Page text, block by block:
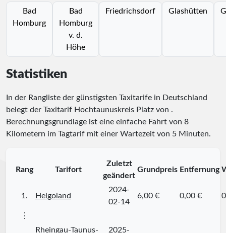
Bad
Homburg
Bad
Homburg
v. d.
Höhe
Friedrichsdorf Glashütten
Statistiken
In der Rangliste der günstigsten Taxitarife in Deutschland
belegt der Taxitarif Hochtaunuskreis Platz von .
Berechnungsgrundlage ist eine einfache Fahrt von 8
Kilometern im Tagtarif mit einer Wartezeit von 5 Minuten.
Rang Tarifort
Zuletzt
geändert
Grundpreis Entfernung
1. Helgoland
2024-
02-14
6,00 € 0,00 €
⋮
Rheingau-Taunus- 2025-